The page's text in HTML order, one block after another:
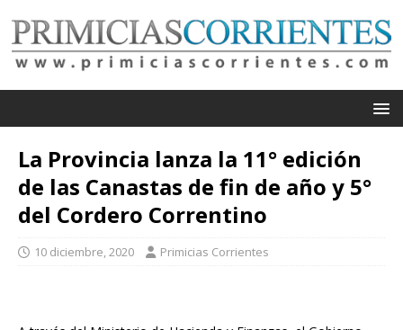
La Provincia lanza la 11° edición
de las Canastas de fin de año y 5°
del Cordero Correntino
10 diciembre, 2020 Primicias Corrientes